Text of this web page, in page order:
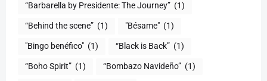
“Barbarella by Presidente: The Journey” (1)
“Behind the scene” (1) "Bésame" (1)
"Bingo benéfico" (1) “Black is Back” (1)
“Boho Spirit” (1) “Bombazo Navideño” (1)